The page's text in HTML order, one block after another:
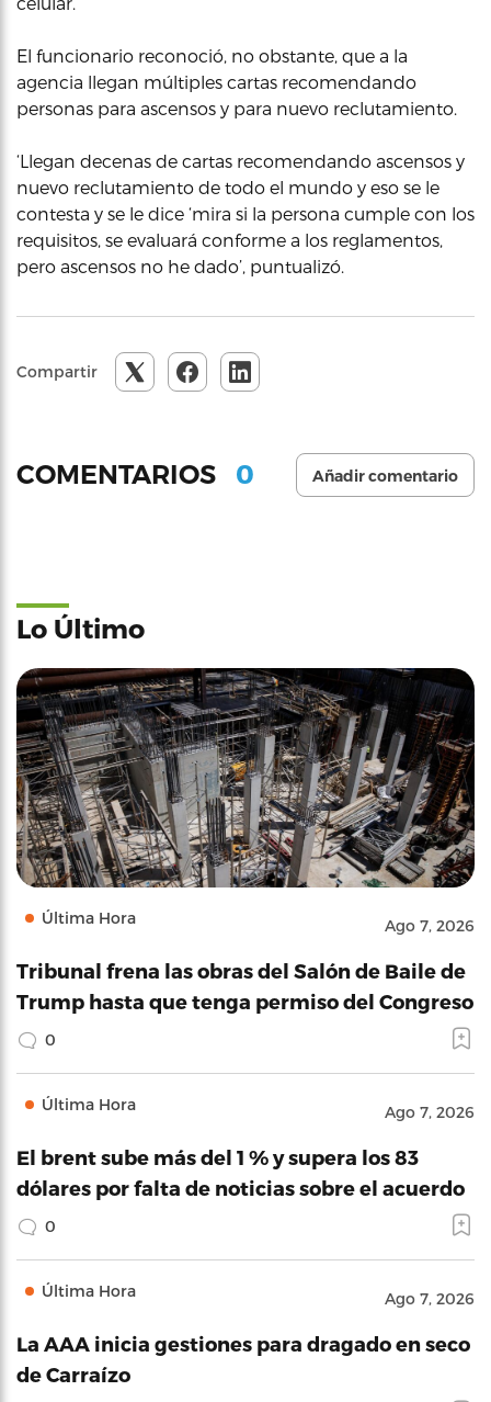
El funcionario reconoció, no obstante, que a la
agencia llegan múltiples cartas recomendando
personas para ascensos y para nuevo reclutamiento.
‘Llegan decenas de cartas recomendando ascensos y
nuevo reclutamiento de todo el mundo y eso se le
contesta y se le dice ‘mira si la persona cumple con los
requisitos, se evaluará conforme a los reglamentos,
pero ascensos no he dado’, puntualizó.
Compartir
COMENTARIOS 0 Añadir comentario
Lo Último
Última Hora Ago 7, 2026
Tribunal frena las obras del Salón de Baile de
Trump hasta que tenga permiso del Congreso
0
Última Hora Ago 7, 2026
El brent sube más del 1 % y supera los 83
dólares por falta de noticias sobre el acuerdo
0
Última Hora Ago 7, 2026
La AAA inicia gestiones para dragado en seco
de Carraízo